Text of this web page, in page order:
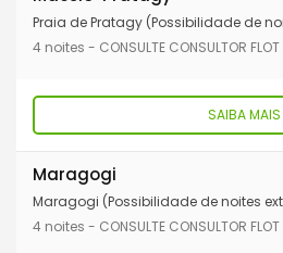
Praia de Pratagy (Possibilidade de
4 noites - CONSULTE CONSULTOR FLOT
SAIBA MAIS
Maragogi
Maragogi (Possibilidade de noites
4 noites - CONSULTE CONSULTOR FLOT